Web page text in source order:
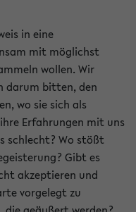
in eine
mit möglichst
wollen. Wir
darum bitten, den
wo sie sich als
Erfahrungen mit uns
schlecht? Wo stößt
Gibt es
akzeptieren und
vorgelegt zu